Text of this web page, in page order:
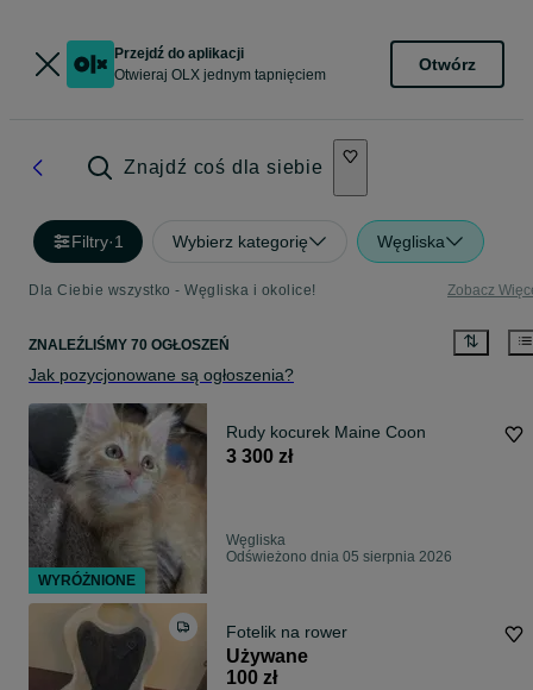
Przejdź do aplikacji
Otwieraj OLX jednym tapnięciem
Otwórz
Znajdź coś dla siebie
Filtry·1 Wybierz kategorię Węgliska
Dla Ciebie wszystko - Węgliska i okolice! Zobacz
ZNALEŹLIŚMY 70 OGŁOSZEŃ
Jak pozycjonowane są ogłoszenia?
Rudy kocurek Maine Coon
3 300 zł
Węgliska
Odświeżono dnia 05 sierpnia 2026
Fotelik na rower
Używane
100 zł
WYRÓŻNIONE